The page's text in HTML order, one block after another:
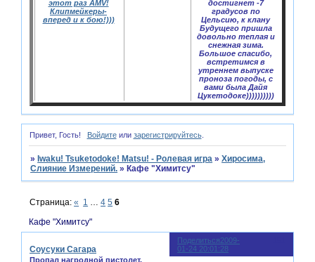
этот раз AMV!
Клипмейкеры-
вперед и к бою!)))
достигнет -7
градусов по
Цельсию, к клану
Будущего пришла
довольно теплая и
снежная зима.
Большое спасибо,
встретимся в
утреннем выпуске
проноза погоды, с
вами была Дайя
Цукетодоке))))))))))
Привет, Гость! Войдитеили зарегистрируйтесь.
» Iwaku! Tsuketodoke! Matsu! - Ролевая игра »Хиросима,
Слияние Измерений. » Кафе "Химитсу"
Кафе "Химитсу"
Страница:« 1 … 4 5 6
Поделиться2009-
01-24 20:01:28
Соусуки Сагара
Пропал нагродной пистолет,